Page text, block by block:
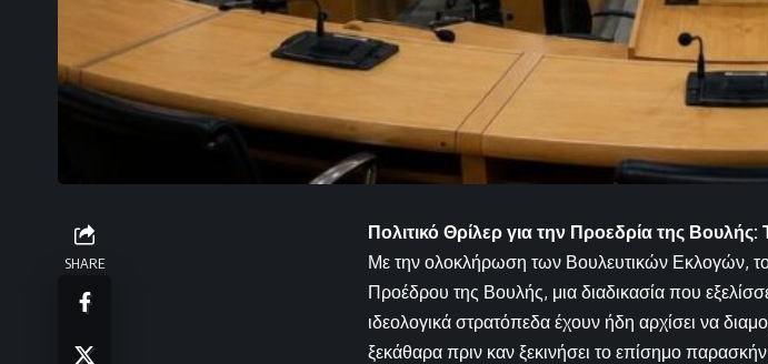
SHARE
Πολιτικό Θρίλερ για την Προεδρία της
Με την ολοκλήρωση των Βουλευτικών Εκλογών, το
Προέδρου της Βουλής, μια διαδικασία που
ιδεολογικά στρατόπεδα έχουν ήδη αρχίσει να
ξεκάθαρα πριν καν ξεκινήσει το επίσημο